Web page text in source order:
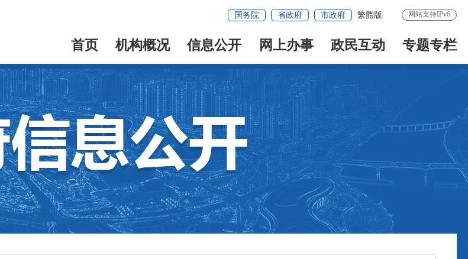
国务院 省政府 市政府 繁體版 网站支持IPv6
首页 机构概况 信息公开 网上办事 政民互动 专题专栏